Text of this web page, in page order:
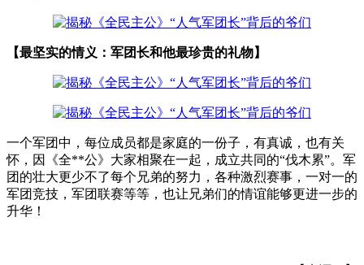
【最坚实的情义：军团长和他最珍贵的礼物】
一个军团中，每位成员都是家庭的一份子，有真诚，也有关
怀，因《全**公》大家相聚在一起，成立共同的“伐木累”。军
团的壮大更少不了每个兄弟的努力，各种激烈赛事，一对一的
军团竞技，军团联赛等等，也让兄弟们的情谊能够更进一步的
升华！